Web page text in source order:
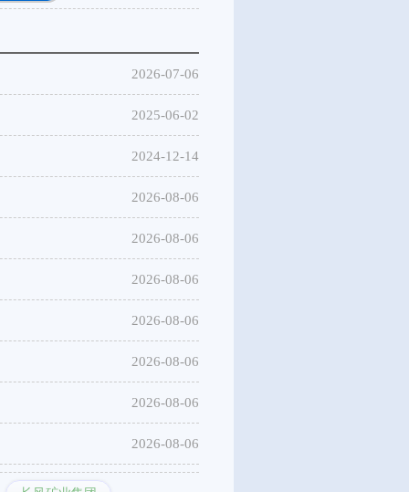
2026-07-06
2025-06-02
2024-12-14
2026-08-06
2026-08-06
2026-08-06
2026-08-06
2026-08-06
2026-08-06
2026-08-06